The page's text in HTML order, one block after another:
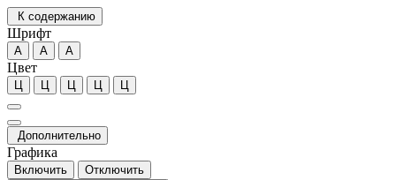
К содержанию
Шрифт
А А А
Цвет
Ц Ц Ц Ц Ц
Дополнительно
Графика
Включить
Отключить